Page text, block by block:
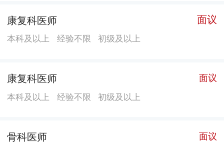
康复科医师 面议
本科及以上 经验不限 初级及以上
康复科医师 面议
本科及以上 经验不限 初级及以上
骨科医师 面议